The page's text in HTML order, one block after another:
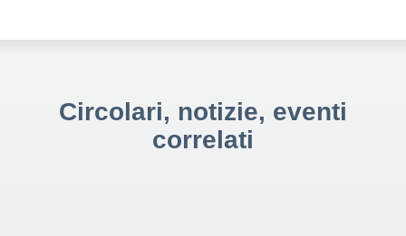
Circolari, notizie, eventi
correlati